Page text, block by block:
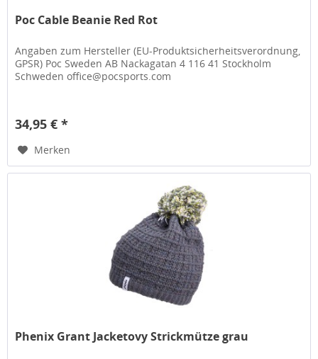
Poc Cable Beanie Red Rot
Angaben zum Hersteller (EU-Produktsicherheitsverordnung,
GPSR) Poc Sweden AB Nackagatan 4 116 41 Stockholm
Schweden office@pocsports.com
34,95 € *
Merken
Phenix Grant Jacketovy Strickmütze grau